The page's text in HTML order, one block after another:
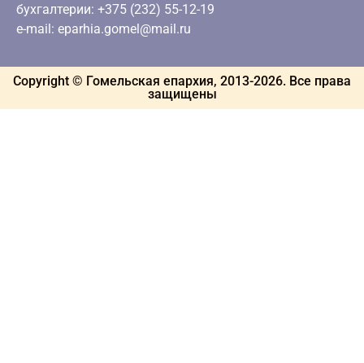
бухгалтерии: +375 (232) 55-12-19
e-mail: eparhia.gomel@mail.ru
Copyright © Гомельская епархия, 2013-2026. Все права
защищены